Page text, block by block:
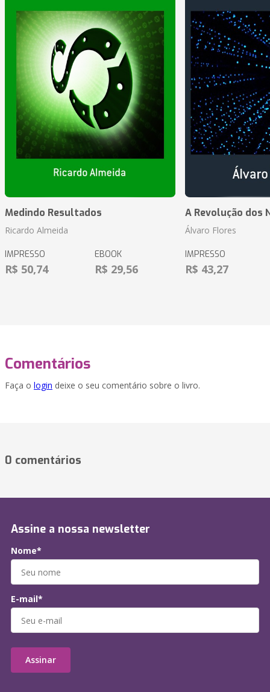
Medindo Resultados
Ricardo Almeida
IMPRESSO
R$ 50,74
EBOOK
R$ 29,56
A Revolução dos
Álvaro Flores
IMPRESSO
R$ 43,27
Comentários
Faça o login deixe o seu comentário sobre o livro.
0 comentários
Assine a nossa newsletter
Nome*
E-mail*
Assinar